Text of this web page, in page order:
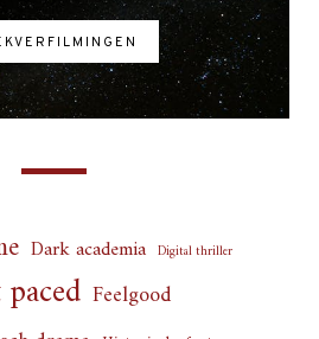
Dark academia Digital thriller
Feelgood